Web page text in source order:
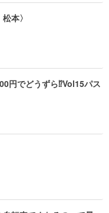
本〉
円でどうずら⁉︎Vol15パス